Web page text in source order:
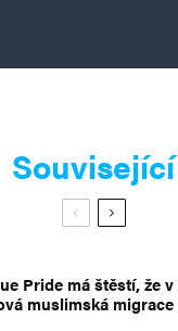
Související
Pride má štěstí, že
muslimská migrace